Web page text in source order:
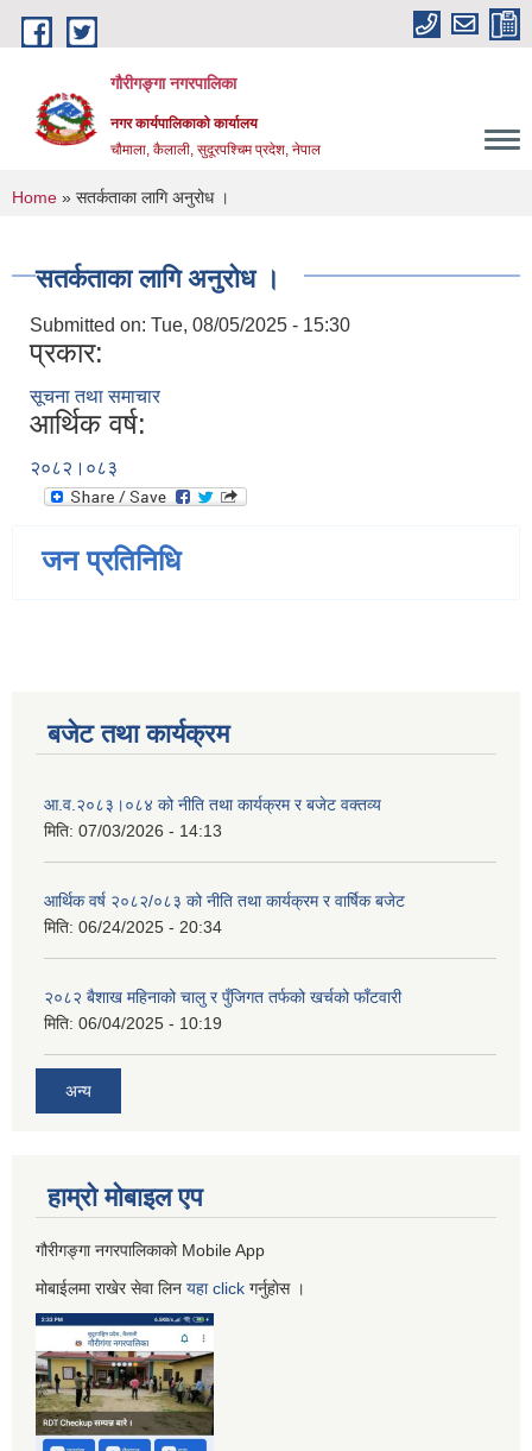
Skip to main content
गौरीगङ्गा नगरपालिका
नगर कार्यपालिकाको कार्यालय
चौमाला, कैलाली, सुदूरपश्चिम प्रदेश, नेपाल
You are here
Home » सतर्कताका लागि अनुरोध ।
सतर्कताका लागि अनुरोध ।
Submitted on: Tue, 08/05/2025 - 15:30
प्रकार:
सूचना तथा समाचार
आर्थिक वर्ष:
२०८२।०८३
जन प्रतिनिधि
बजेट तथा कार्यक्रम
आ.व.२०८३।०८४ को नीति तथा कार्यक्रम र बजेट वक्तव्य
मिति: 07/03/2026 - 14:13
आर्थिक वर्ष २०८२/०८३ को नीति तथा कार्यक्रम र वार्षिक बजेट
मिति: 06/24/2025 - 20:34
२०८२ बैशाख महिनाको चालु र पुँजिगत तर्फको खर्चको फाँटवारी
मिति: 06/04/2025 - 10:19
अन्य
हाम्रो माेबाइल एप
गौरीगङ्गा नगरपालिकाको Mobile App
मोबाईलमा राखेर सेवा लिन यहाclick गर्नुहाेस ।